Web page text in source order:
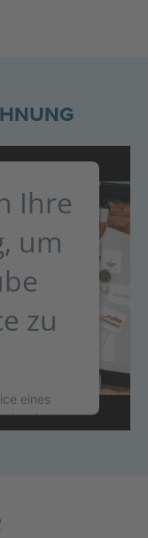
Ihre
um
zu
eines
einzubetten.
zu Ihren